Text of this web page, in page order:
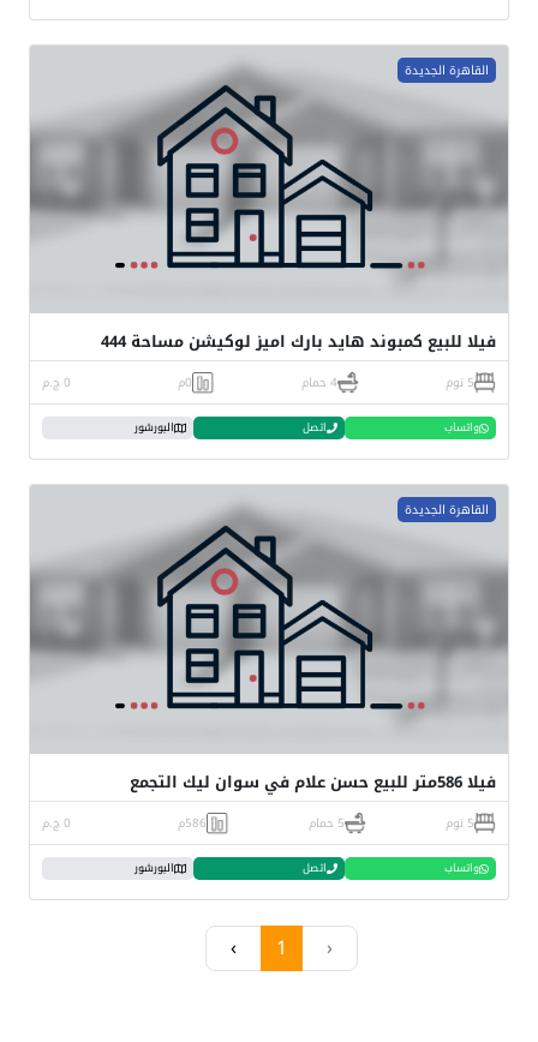
القاهرة الجديدة
فيلا للبيع كمبوند هايد بارك اميز لوكيشن مساحة 444
5 نوم 4 حمام 0م 0 ج.م
واتساب اتصل البورشور
القاهرة الجديدة
فيلا 586متر للبيع حسن علام في سوان ليك التجمع
5 نوم 5 حمام 586م 0 ج.م
واتساب اتصل البورشور
‹
1
›